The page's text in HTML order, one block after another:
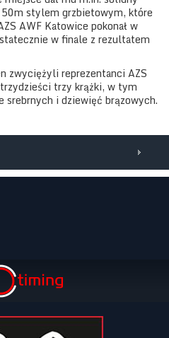
stylem grzbietowym, które
AWF Katowice pokonał w
w finale z rezultatem
zwyciężyli reprezentanci AZS
trzy krążki, w tym
srebrnych i dziewięć brązowych.